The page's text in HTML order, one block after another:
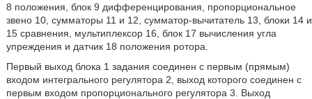
8 положения, блок 9 дифференцирования, пропорциональное
звено 10, сумматоры 11 и 12, сумматор-вычитатель 13, блоки 14 и
15 сравнения, мультиплексор 16, блок 17 вычисления угла
упреждения и датчик 18 положения ротора.
Первый выход блока 1 задания соединен с первым (прямым)
входом интегрального регулятора 2, выход которого соединен с
первым входом пропорционального регулятора 3. Выход